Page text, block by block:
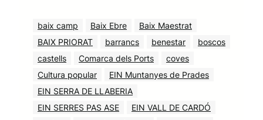
baix camp Baix Ebre
Baix Maestrat
BAIX PRIORAT
barrancs benestar
boscos
castells
Comarca dels Ports
coves
Cultura popular
EIN Muntanyes de Prades
EIN SERRA DE LLABERIA
EIN SERRES PAS ASE
EIN VALL DE CARDÓ